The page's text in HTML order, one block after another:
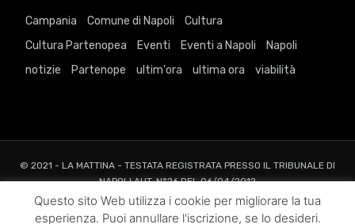
Campania Comune di Napoli
Cultura
Cultura Partenopea
Eventi Eventi a Napoli
Napoli
notizie
Partenope ultim'ora ultima ora viabilità
© 2021 - LA MATTINA - TESTATA REGISTRATA PRESSO IL TRIBUNALE DI
NAPOLI AUT. N°26 DEL 06/04/2012
ALL RIGHTS RESERVED TO AGRELLI&BASTA SRL |Privacy|Cookie|
Societari
Questo sito Web utilizza i cookie per migliorare la tua
esperienza. Puoi annullare l'iscrizione, se lo desideri.